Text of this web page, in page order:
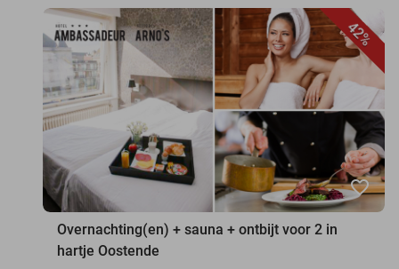
42%
favorite_border
Overnachting(en) + sauna + ontbijt voor 2 in
hartje Oostende